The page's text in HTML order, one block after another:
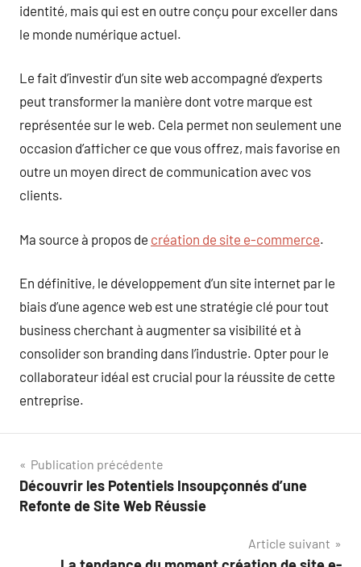
identité, mais qui est en outre conçu pour exceller dans
le monde numérique actuel.
Le fait d’investir d’un site web accompagné d’experts
peut transformer la manière dont votre marque est
représentée sur le web. Cela permet non seulement une
occasion d’afficher ce que vous offrez, mais favorise en
outre un moyen direct de communication avec vos
clients.
Ma source à propos de création de site e-commerce.
En définitive, le développement d’un site internet par le
biais d’une agence web est une stratégie clé pour tout
business cherchant à augmenter sa visibilité et à
consolider son branding dans l’industrie. Opter pour le
collaborateur idéal est crucial pour la réussite de cette
entreprise.
Navigation
de
Publication précédente
Découvrir les Potentiels Insoupçonnés d’une
Refonte de Site Web Réussie
Article suivant